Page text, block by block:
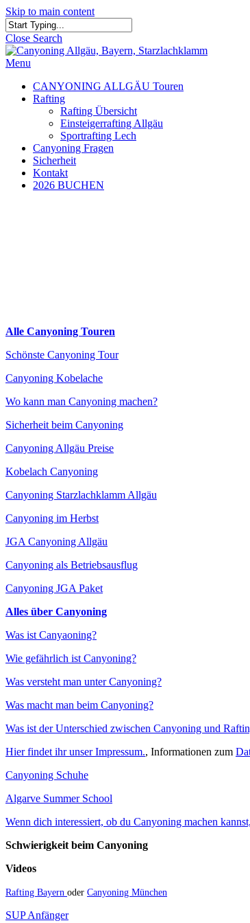
Skip to main content
Close Search
Menu
CANYONING ALLGÄU Touren
Rafting
Rafting Übersicht
Einsteigerrafting Allgäu
Sportrafting Lech
Canyoning Fragen
Sicherheit
Kontakt
2026 BUCHEN
Alle Canyoning Touren
Schönste Canyoning Tour
Canyoning Kobelache
Wo kann man Canyoning machen?
Sicherheit beim Canyoning
Canyoning Allgäu Preise
Kobelach Canyoning
Canyoning Starzlachklamm Allgäu
Canyoning im Herbst
JGA Canyoning Allgäu
Canyoning als Betriebsausflug
Canyoning JGA Paket
Alles über Canyoning
Was ist Canyaoning?
Wie gefährlich ist Canyoning?
Was versteht man unter Canyoning?
Was macht man beim Canyoning?
Was ist der Unterschied zwischen Canyoning und
Hier findet ihr unser Impressum., Informationen zum
Canyoning Schuhe
Algarve Summer School
Wenn dich interessiert, ob du Canyoning machen
Schwierigkeit beim Canyoning
Videos
Rafting Bayern oder Canyoning München
SUP Anfänger